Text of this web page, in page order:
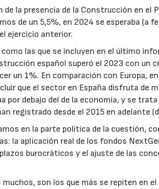
la presencia de la Construcción en el
de un 5,5%, en 2024 se esperaba (a
ejercicio anterior.
las que se incluyen en el último
español superó el 2023 con un
un 1%. En comparación con Europa,
que el sector en España disfruta de
por debajo del de la economía, y se
registrado desde el 2015 en adelante
en la parte política de la cuestión,
la aplicación real de los fondos
burocráticos y el ajuste de las
son los que más se repiten en el